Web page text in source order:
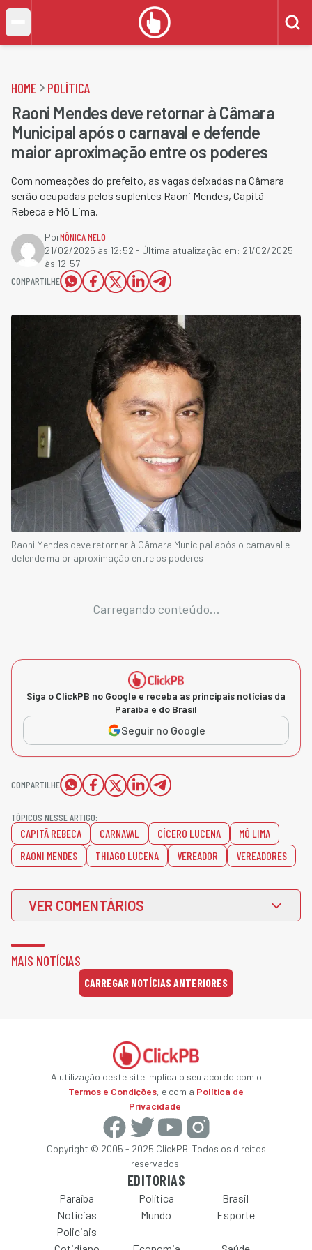
HOME POLÍTICA
Raoni Mendes deve retornar à Câmara
Municipal após o carnaval e defende
maior aproximação entre os poderes
Com nomeações do prefeito, as vagas deixadas na Câmara
serão ocupadas pelos suplentes Raoni Mendes, Capitã
Rebeca e Mô Lima.
PorMÔNICA MELO
21/02/2025 às 12:52 - Última atualização em: 21/02/2025
às 12:57
COMPARTILHE
Raoni Mendes deve retornar à Câmara Municipal após o carnaval e
defende maior aproximação entre os poderes
Carregando conteúdo...
Siga o ClickPB no Google e receba as principais notícias da
Paraíba e do Brasil
Seguir no Google
COMPARTILHE
TÓPICOS NESSE ARTIGO:
CAPITÃ REBECA CARNAVAL CÍCERO LUCENA
MÔ LIMA
RAONI MENDES
THIAGO LUCENA VEREADOR VEREADORES
VER COMENTÁRIOS
MAIS NOTÍCIAS
CARREGAR NOTÍCIAS ANTERIORES
A utilização deste site implica o seu acordo com o
Termos e Condições, e com a Política de
Privacidade.
Copyright © 2005 - 2025 ClickPB. Todos os direitos
reservados.
EDITORIAS
Paraíba Política
Brasil
Notícias
Policiais
Mundo Esporte